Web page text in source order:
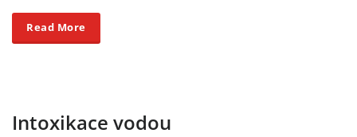
Read More
Intoxikace vodou